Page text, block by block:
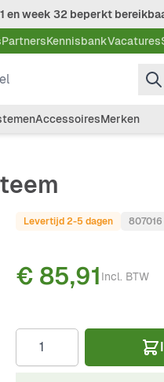
en week 32 beperkt
PartnersKennisbankVacatures
AccessoiresMerken
Levertijd 2-5 dagen 807016
Incl. BTW
€ 85,91